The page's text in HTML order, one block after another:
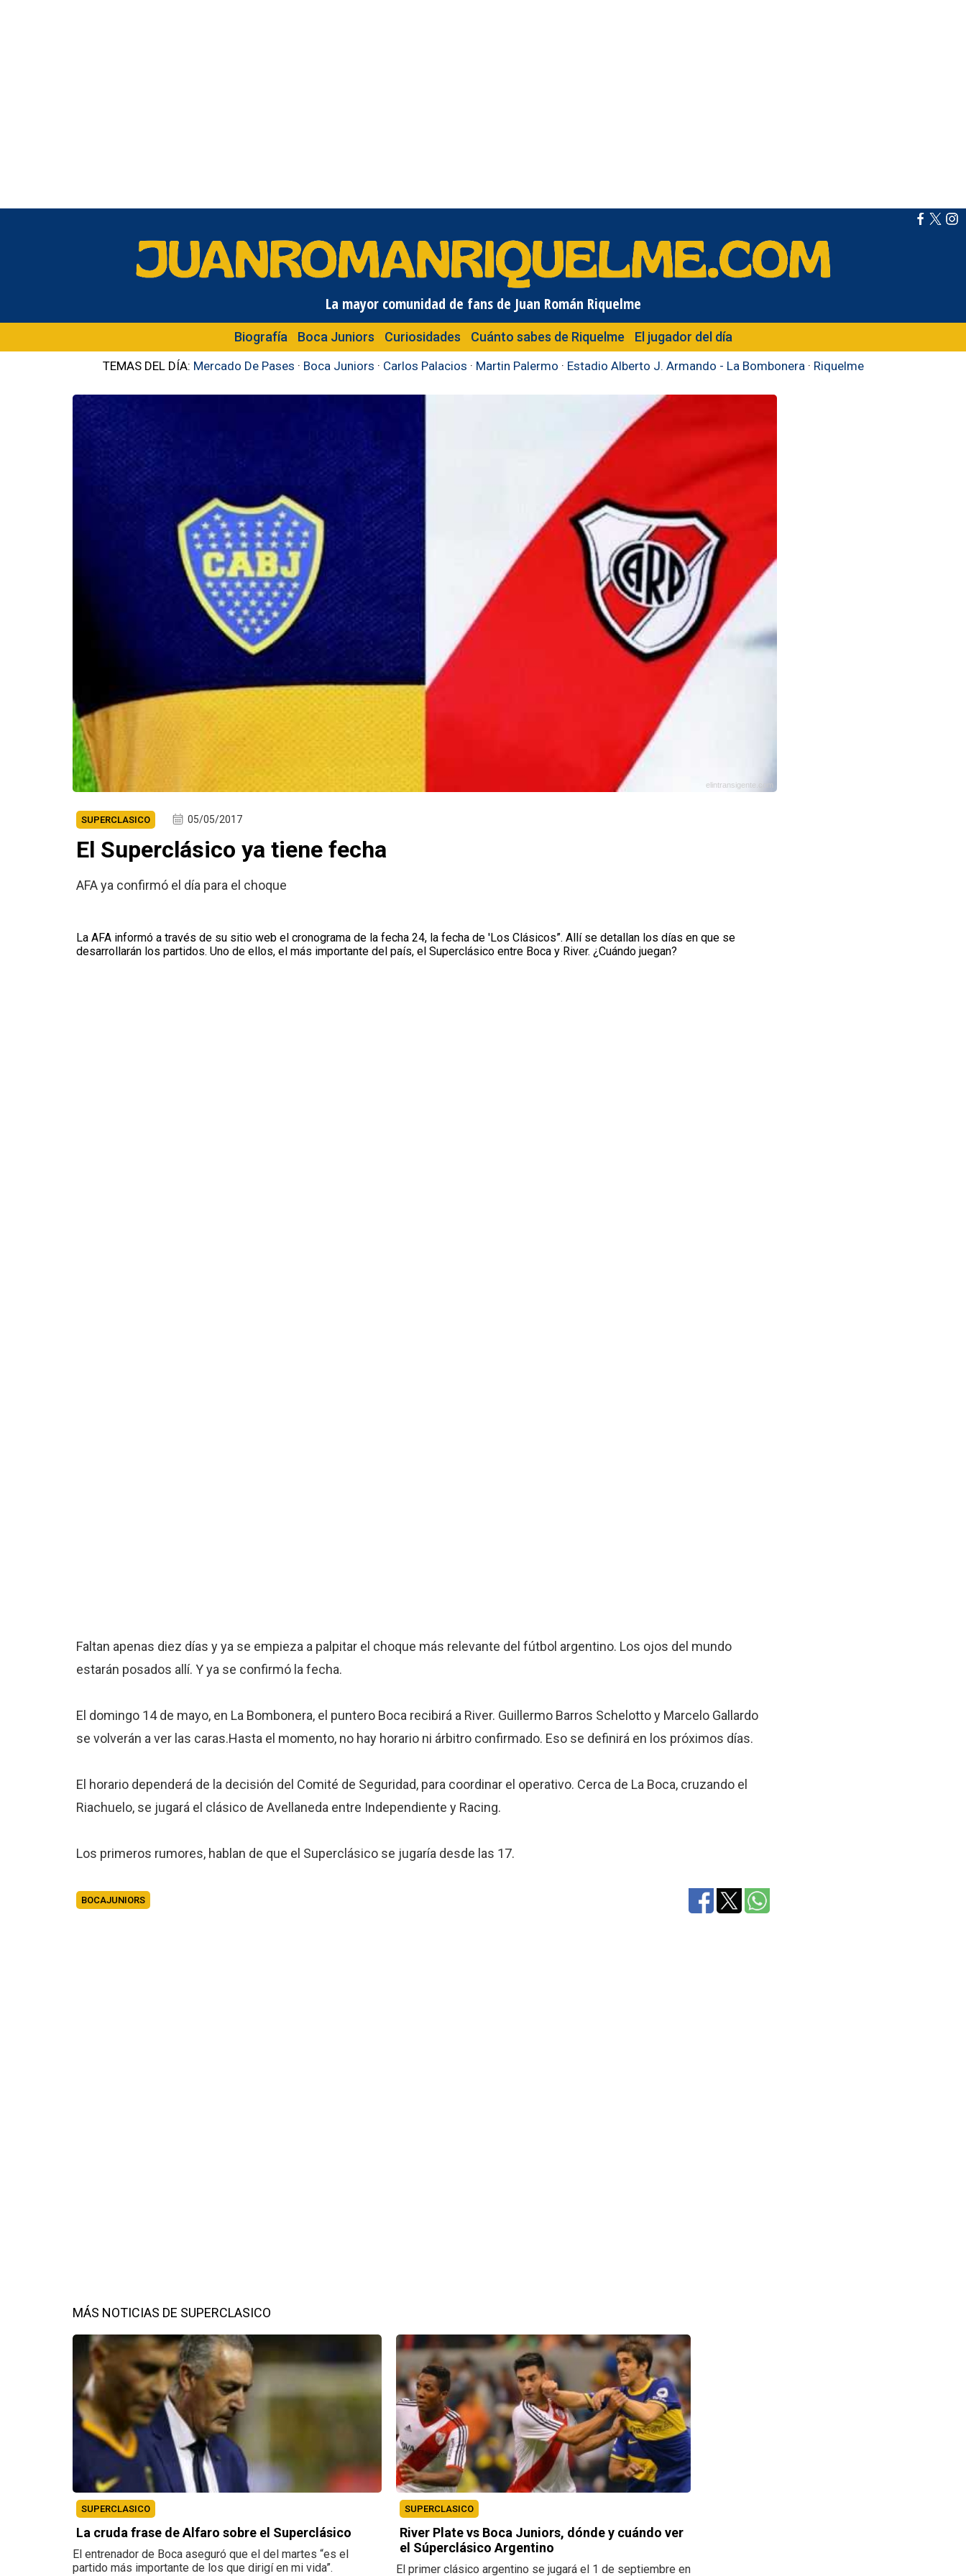
La mayor comunidad de fans de Juan Román Riquelme
Biografía Boca Juniors Curiosidades Cuánto sabes de Riquelme El jugador del día
TEMAS DEL DÍA: Mercado De Pases · Boca Juniors · Carlos Palacios · Martin Palermo · Estadio Alberto J. Armando - La Bombonera · Riquelme
elintransigente.com
SUPERCLASICO 05/05/2017
El Superclásico ya tiene fecha
AFA ya confirmó el día para el choque
La AFA informó a través de su sitio web el cronograma de la fecha 24, la fecha de 'Los Clásicos”. Allí se detallan los días en que se
desarrollarán los partidos. Uno de ellos, el más importante del país, el Superclásico entre Boca y River. ¿Cuándo juegan?
Faltan apenas diez días y ya se empieza a palpitar el choque más relevante del fútbol argentino. Los ojos del mundo
estarán posados allí. Y ya se confirmó la fecha.
El domingo 14 de mayo, en La Bombonera, el puntero Boca recibirá a River. Guillermo Barros Schelotto y Marcelo Gallardo
se volverán a ver las caras.Hasta el momento, no hay horario ni árbitro confirmado. Eso se definirá en los próximos días.
El horario dependerá de la decisión del Comité de Seguridad, para coordinar el operativo. Cerca de La Boca, cruzando el
Riachuelo, se jugará el clásico de Avellaneda entre Independiente y Racing.
Los primeros rumores, hablan de que el Superclásico se jugaría desde las 17.
BOCAJUNIORS
MÁS NOTICIAS DE SUPERCLASICO
SUPERCLASICO
La cruda frase de Alfaro sobre el Superclásico
El entrenador de Boca aseguró que el del martes “es el
partido más importante de los que dirigí en mi vida”.
SUPERCLASICO
River Plate vs Boca Juniors, dónde y cuándo ver
el Súperclásico Argentino
El primer clásico argentino se jugará el 1 de septiembre en